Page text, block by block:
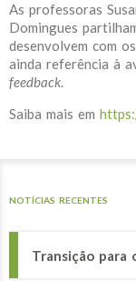
As professoras
Domingues
desenvolvem com
ainda referência à
feedback.
Saiba mais em
NOTÍCIAS RECENTES
Transição para